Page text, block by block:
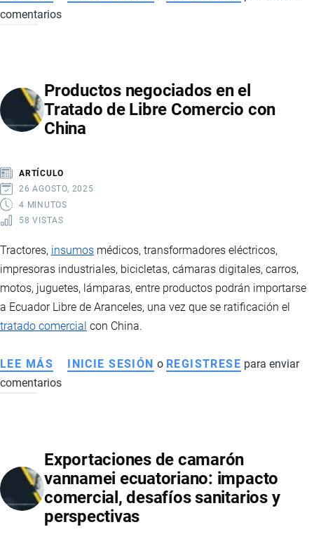
EXPORTACIÓN
ECUADOR:
ESTADÍSTICAS,
MERCADOS
DEL
SECTOR
FLORÍCOLA
comentarios
Productos negociados en el
Tratado de Libre Comercio con
China
ARTÍCULO
26 AGOSTO, 2025
4 MINUTOS
58 VISTAS
Tractores, insumos médicos, transformadores eléctricos,
impresoras industriales, bicicletas, cámaras digitales, carros,
motos, juguetes, lámparas, entre productos podrán importarse
a Ecuador Libre de Aranceles, una vez que se ratificación el
tratado comercial con China.
LEE MÁS SOBRE
PRODUCTOS
TRATADO
DE
LIBRE
COMERCIO
INICIE SESIÓN o REGISTRESE para enviar
comentarios
Exportaciones de camarón
vannamei ecuatoriano: impacto
comercial, desafíos sanitarios y
perspectivas